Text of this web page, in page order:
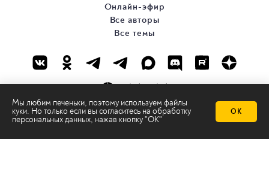
Мы любим печеньки, поэтому используем файлы
куки. Но только если вы согласитесь на обработку
персональных данных, нажав кнопку "ОК"
ОК
Онлайн-эфир
Все авторы
Все темы
© ООО «ТРК «2Х2», 2026
Правовая информация